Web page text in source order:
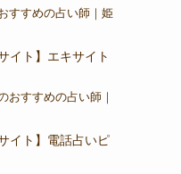
すすめの占い師｜姫
イト】エキサイト
おすすめの占い師｜
イト】電話占いピ